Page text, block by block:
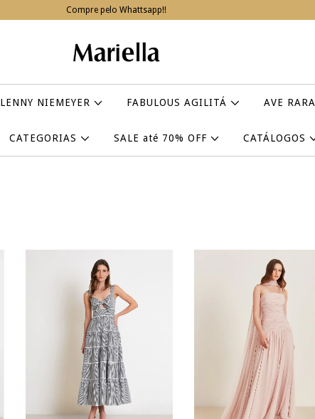
Compre pelo Whattsapp!!
LENNY NIEMEYER FABULOUS AGILITÁ AVE RARA
CATEGORIAS SALE até 70% OFF CATÁLOGOS